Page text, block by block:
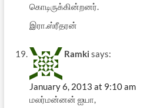
கொடிருக்கின்றனர்.
இரா.ஸ்ரீதரன்
Ramki says:
January 6, 2013 at 9:10 am
மலர்மன்னன் ஐயா,